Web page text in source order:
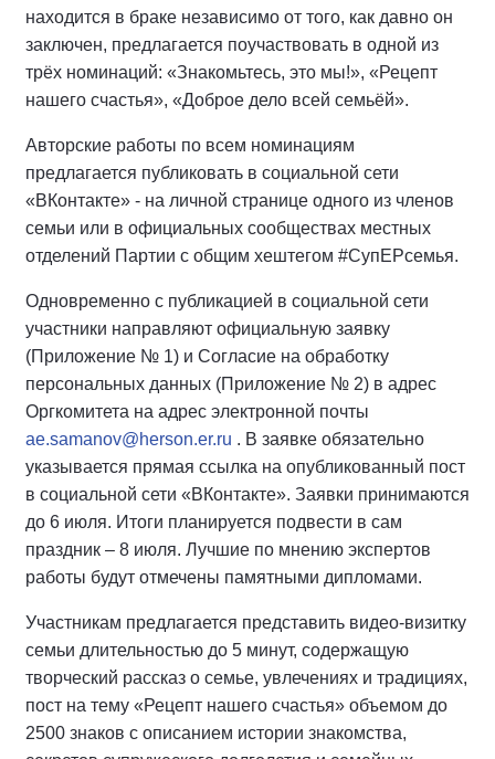
находится в браке независимо от того, как давно он
заключен, предлагается поучаствовать в одной из
трёх номинаций: «Знакомьтесь, это мы!», «Рецепт
нашего счастья», «Доброе дело всей семьёй».
Авторские работы по всем номинациям
предлагается публиковать в социальной сети
«ВКонтакте» - на личной странице одного из членов
семьи или в официальных сообществах местных
отделений Партии с общим хештегом #СупЕРсемья.
Одновременно с публикацией в социальной сети
участники направляют официальную заявку
(Приложение № 1) и Согласие на обработку
персональных данных (Приложение № 2) в адрес
Оргкомитета на адрес электронной почты
ae.samanov@herson.er.ru . В заявке обязательно
указывается прямая ссылка на опубликованный пост
в социальной сети «ВКонтакте». Заявки принимаются
до 6 июля. Итоги планируется подвести в сам
праздник – 8 июля. Лучшие по мнению экспертов
работы будут отмечены памятными дипломами.
Участникам предлагается представить видео-визитку
семьи длительностью до 5 минут, содержащую
творческий рассказ о семье, увлечениях и традициях,
пост на тему «Рецепт нашего счастья» объемом до
2500 знаков с описанием истории знакомства,